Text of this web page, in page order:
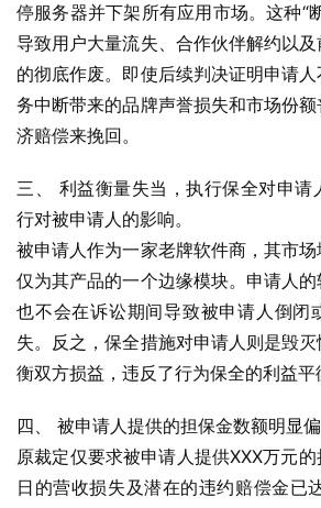
停服务器并下架所有应用市场。这种“
导致用户大量流失、合作伙伴解约以
的彻底作废。即使后续判决证明申请
务中断带来的品牌声誉损失和市场份
济赔偿来挽回。
三、 利益衡量失当，执行保全对申请
行对被申请人的影响。
被申请人作为一家老牌软件商，其市
仅为其产品的一个边缘模块。申请人的
也不会在诉讼期间导致被申请人倒闭
失。反之，保全措施对申请人则是毁
衡双方损益，违反了行为保全的利益平
四、 被申请人提供的担保金数额明显偏
原裁定仅要求被申请人提供XXX万元
日的营收损失及潜在的违约赔偿金已